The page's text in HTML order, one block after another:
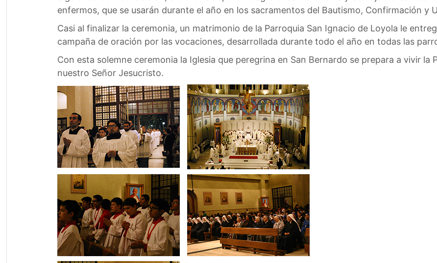
enfermos, que se usarán durante el año en los sacramentos del Bautismo, Confirmación y
Casi al finalizar la ceremonia, un matrimonio de la Parroquia San Ignacio de Loyola le
campaña de oración por las vocaciones, desarrollada durante todo el año en todas las
Con esta solemne ceremonia la Iglesia que peregrina en San Bernardo se prepara a vivir la
nuestro Señor Jesucristo.